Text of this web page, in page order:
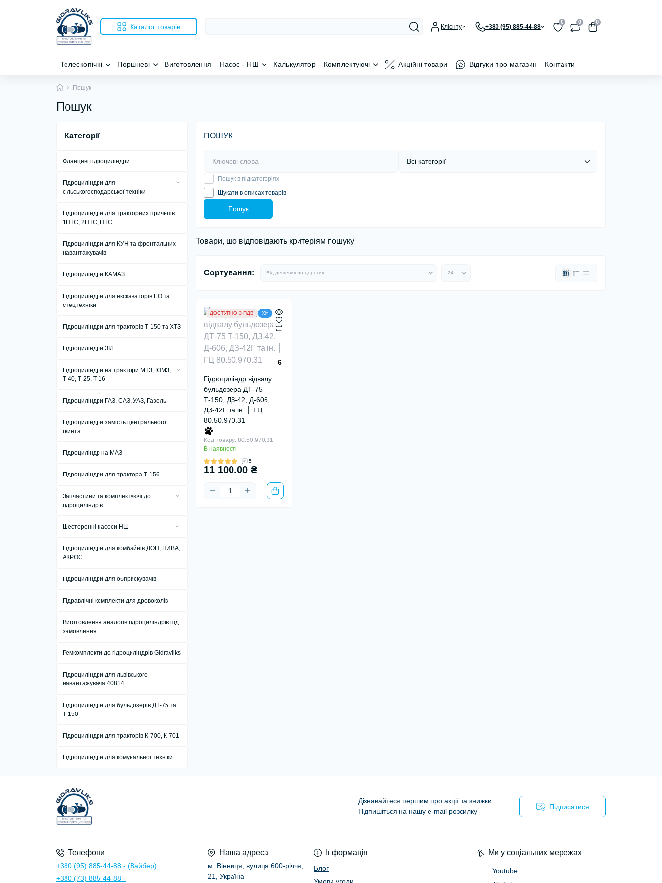
Каталог товарів Клієнту +380 (95) 885-44-88
0 0 0
Телескопічні Поршневі Виготовлення Насос - НШ Калькулятор Комплектуючі Акційні товари Відгуки про магазин Контакти
Пошук
Пошук
Категорії
Фланцеві гідроциліндри
Гідроциліндри для
сільськогосподарської техніки
63, ЦС 80, ЦС 90, ЦС 100
Гідроциліндри ЦС 40 — діаметр штока
Гідроциліндри ЦС 63 — діаметр штока
Гідроциліндри для тракторних причепів
1ПТС, 2ПТС, ПТС
Гідроциліндри для КУН та фронтальних
навантажувачів
Гідроциліндри КАМАЗ
Гідроциліндри для екскаваторів ЕО та
спецтехніки
Гідроциліндри для тракторів Т-150 та ХТЗ
Гідроциліндри ЗІЛ
Гідроциліндри на трактори МТЗ, ЮМЗ,
Т-40, Т-25, Т-16
МТЗ, ЮМЗ, Т-40, Т-25
Гідроциліндри ГАЗ, САЗ, УАЗ, Газель
Гідроциліндри замість центрального
гвинта
Гідроциліндр на МАЗ
Гідроциліндри для трактора Т-156
Запчастини та комплектуючі до
гідроциліндрів
гідроциліндрів
Штоки до гідроциліндрів Ц75, Ц80,
Шестеренні насоси НШ
НШ 50 БТ, НШ 125 БТ
Фланці підключення НШ ГМШ
Гідроциліндри для комбайнів ДОН, НИВА,
АКРОС
Гідроциліндри для обприскувачів
Гідравлічні комплекти для дровоколів
Виготовлення аналогів гідроциліндрів під
замовлення
Ремкомплекти до гідроциліндрів Gidravliks
Гідроциліндри для львівського
навантажувача 40814
Гідроциліндри для бульдозерів ДТ-75 та
Т-150
Гідроциліндри для тракторів К-700, К-701
Гідроциліндри для комунальної техніки
ПОШУК
Пошук в підкатегоріях
Шукати в описах товарів
Пошук
Товари, що відповідають критеріям пошуку
Сортування:
ДОСТУПНО З ПДВ Хіт
6
Гідроциліндр відвалу
бульдозера ДТ-75
Т-150, ДЗ-42, Д-606,
ДЗ-42Г та ін. │ ГЦ
80.50.970.31
Код товару: 80.50.970.31
В наявності
5
11 100.00 ₴
Дізнавайтеся першим про акції та знижки
Підпишіться на нашу e-mail розсилку
Підписатися
Телефони
+380 (95) 885-44-88 - (Вайбер)
+380 (73) 885-44-88 -
Наша адреса
м. Вінниця, вулиця 600-річчя,
21, Україна
Інформація
Блог
Умови угоди
Ми у соціальних мережах
Youtube